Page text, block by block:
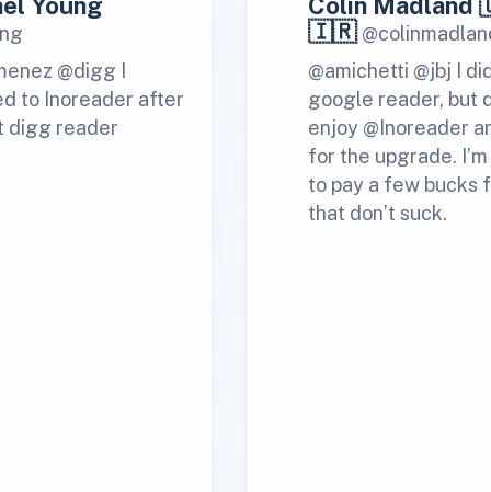
@digg I
to Inoreader after
digg reader
🇮🇷
@amichetti @jbj I
google reader, but
enjoy @Inoreader
for the upgrade.
to pay a few bucks
that don’t suck.